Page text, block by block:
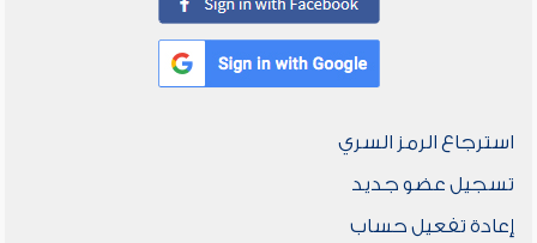
استرجاع الرمز السري
تسجيل عضو جديد
إعادة تفعيل حساب